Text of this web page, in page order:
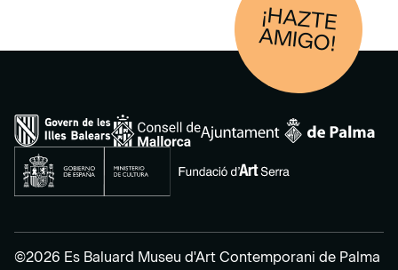
¡HAZTE
AM
IGO!
©2026 Es Baluard Museu d'Art Contemporani de Palma